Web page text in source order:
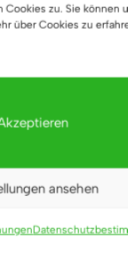
zu. Sie können
über Cookies zu
ansehen
Sie können